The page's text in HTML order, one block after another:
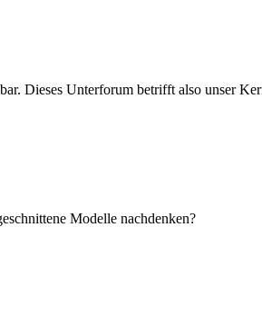
Dieses Unterforum betrifft also unser
Modelle nachdenken?